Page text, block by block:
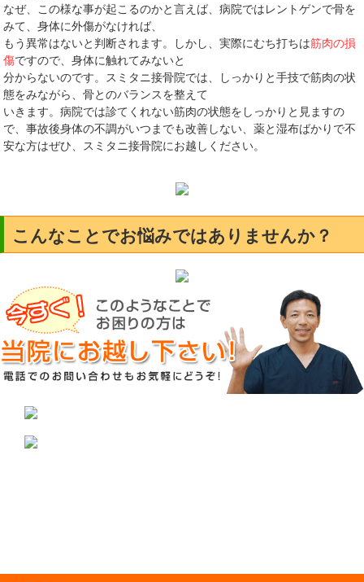
なぜ、この様な事が起こるのかと言えば、病院ではレントゲンで骨を
みて、身体に外傷がなければ、
もう異常はないと判断されます。しかし、実際にむち打ちは筋肉の損
傷ですので、身体に触れてみないと
分からないのです。スミタニ接骨院では、しっかりと手技で筋肉の状
態をみながら、骨とのバランスを整えて
いきます。病院では診てくれない筋肉の状態をしっかりと見ますの
で、事故後身体の不調がいつまでも改善しない、薬と湿布ばかりで不
安な方はぜひ、スミタニ接骨院にお越しください。
こんなことでお悩みではありませんか？